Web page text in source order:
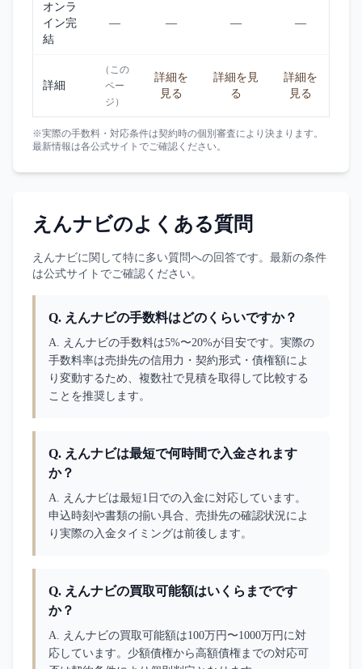
オンラ
イン完
結
— — — —
詳細
（この
ペー
ジ）
詳細を
見る
詳細を見
る
詳細を
見る
※実際の手数料・対応条件は契約時の個別審査により決まります。
最新情報は各公式サイトでご確認ください。
えんナビのよくある質問
えんナビに関して特に多い質問への回答です。最新の条件
は公式サイトでご確認ください。
Q. えんナビの手数料はどのくらいですか？
A. えんナビの手数料は5%〜20%が目安です。実際の
手数料率は売掛先の信用力・契約形式・債権額によ
り変動するため、複数社で見積を取得して比較する
ことを推奨します。
Q. えんナビは最短で何時間で入金されます
か？
A. えんナビは最短1日での入金に対応しています。
申込時刻や書類の揃い具合、売掛先の確認状況によ
り実際の入金タイミングは前後します。
Q. えんナビの買取可能額はいくらまでです
か？
A. えんナビの買取可能額は100万円〜1000万円に対
応しています。少額債権から高額債権までの対応可